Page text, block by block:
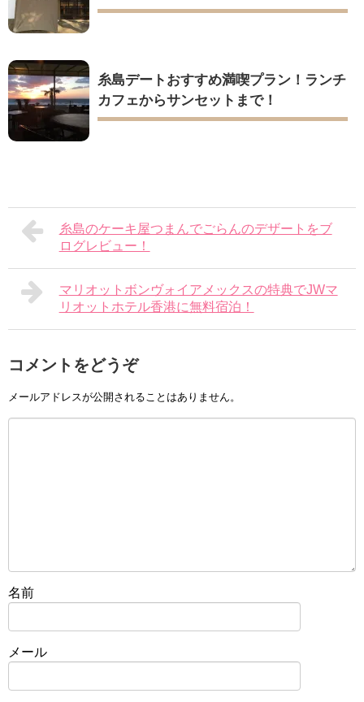
糸島デートおすすめ満喫プラン！ランチ
カフェからサンセットまで！
糸島のケーキ屋つまんでごらんのデザートをブ
ログレビュー！
マリオットボンヴォイアメックスの特典でJWマ
リオットホテル香港に無料宿泊！
コメントをどうぞ
メールアドレスが公開されることはありません。
名前
メール